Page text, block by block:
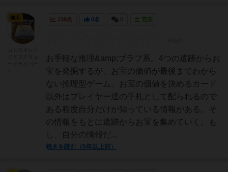
239名 0名 充実
お手軽な推理&amp;ブラフ系。4つの遺跡からお
宝を発掘するが、お宝の価値が最後までわから
ない推理型ゲーム。お宝の価値を決めるカード
以外はプレイヤー達の手札として配られるので
ある程度自分だけが知っている情報がある。そ
の情報をもとに遺跡からお宝を集めていく。も
し、自分の情報だ...
続きを読む（5年以上前）
仙人